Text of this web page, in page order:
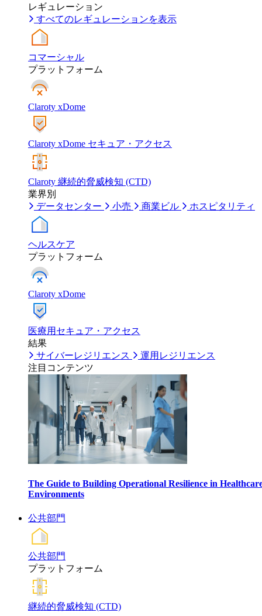
レギュレーション
すべてのレギュレーションを表示
コマーシャル
プラットフォーム
Claroty xDome
Claroty xDome セキュア・アクセス
Claroty 継続的脅威検知 (CTD)
業界別
データセンター
小売 商業ビル ホスピタリティ
ヘルスケア
プラットフォーム
Claroty xDome
医療用セキュア・アクセス
結果
サイバーレジリエンス
運用レジリエンス
注目コンテンツ
The Guide to Building Operational Resilience in
Environments
公共部門
公共部門
プラットフォーム
継続的脅威検知 (CTD)